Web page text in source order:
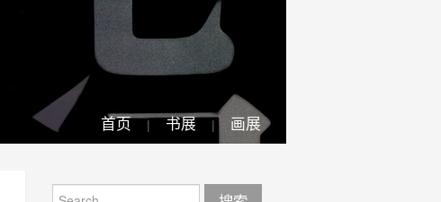
首页 书展 画展